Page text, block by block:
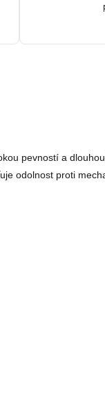
pevností a
odolnost proti